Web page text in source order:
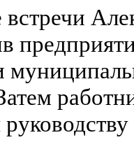
встречи